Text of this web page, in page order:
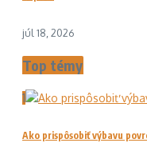
júl 18, 2026
Top témy
1
Ako prispôsobiť výbavu